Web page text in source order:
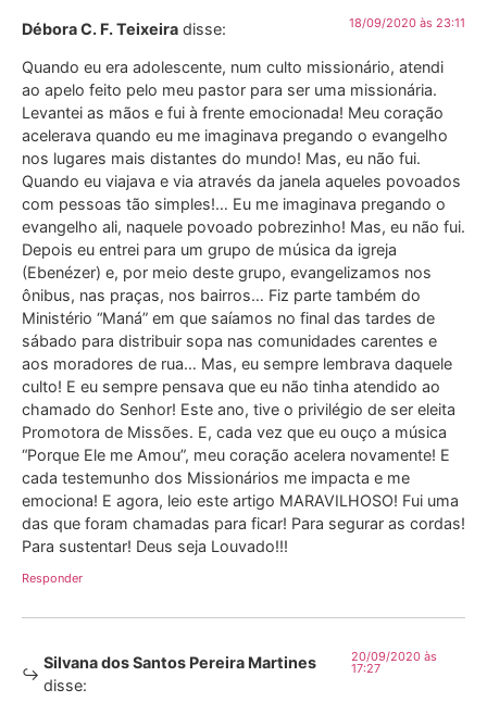
Débora C. F. Teixeira disse: 18/09/2020 às 23:11
Quando eu era adolescente, num culto missionário, atendi
ao apelo feito pelo meu pastor para ser uma missionária.
Levantei as mãos e fui à frente emocionada! Meu coração
acelerava quando eu me imaginava pregando o evangelho
nos lugares mais distantes do mundo! Mas, eu não fui.
Quando eu viajava e via através da janela aqueles povoados
com pessoas tão simples!… Eu me imaginava pregando o
evangelho ali, naquele povoado pobrezinho! Mas, eu não fui.
Depois eu entrei para um grupo de música da igreja
(Ebenézer) e, por meio deste grupo, evangelizamos nos
ônibus, nas praças, nos bairros… Fiz parte também do
Ministério “Maná” em que saíamos no final das tardes de
sábado para distribuir sopa nas comunidades carentes e
aos moradores de rua… Mas, eu sempre lembrava daquele
culto! E eu sempre pensava que eu não tinha atendido ao
chamado do Senhor! Este ano, tive o privilégio de ser eleita
Promotora de Missões. E, cada vez que eu ouço a música
“Porque Ele me Amou”, meu coração acelera novamente! E
cada testemunho dos Missionários me impacta e me
emociona! E agora, leio este artigo MARAVILHOSO! Fui uma
das que foram chamadas para ficar! Para segurar as cordas!
Para sustentar! Deus seja Louvado!!!
Responder
Silvana dos Santos Pereira Martines
disse:
20/09/2020 às
17:27